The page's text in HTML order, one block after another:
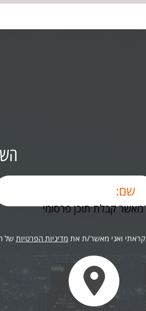
מאשר קבלת תוכן פרסומי
קראתי ואני מאשר/ת את מדיניות הפרטיות של